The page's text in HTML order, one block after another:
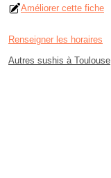
Améliorer cette fiche
Renseigner les horaires
Autres sushis à Toulouse